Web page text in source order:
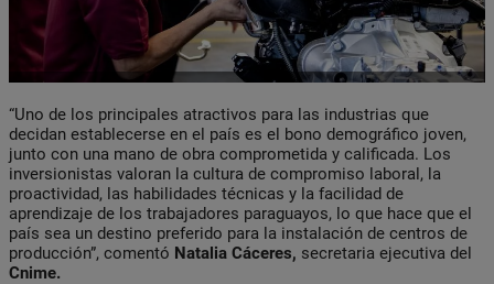
“Uno de los principales atractivos para las industrias que
decidan establecerse en el país es el bono demográfico joven,
junto con una mano de obra comprometida y calificada. Los
inversionistas valoran la cultura de compromiso laboral, la
proactividad, las habilidades técnicas y la facilidad de
aprendizaje de los trabajadores paraguayos, lo que hace que el
país sea un destino preferido para la instalación de centros de
producción”, comentó Natalia Cáceres, secretaria ejecutiva del
Cnime.